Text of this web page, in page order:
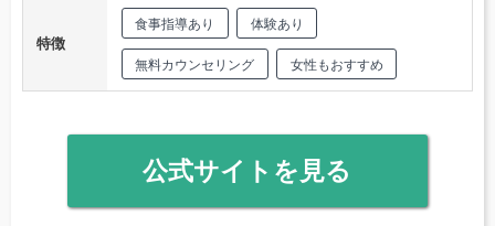
特徴
食事指導あり 体験あり
無料カウンセリング 女性もおすすめ
公式サイトを見る